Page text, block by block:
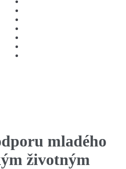
mladého
životným